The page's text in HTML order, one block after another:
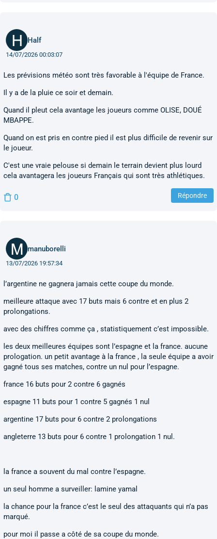
Half
14/07/2026 00:03:07
Les prévisions météo sont très favorable à l'équipe de France.
Il y a de la pluie ce soir et demain.
Quand il pleut cela avantage les joueurs comme OLISE, DOUÉ
MBAPPE.
Quand on est pris en contre pied il est plus difficile de revenir sur
le joueur.
C'est une vraie pelouse si demain le terrain devient plus lourd
cela avantagera les joueurs Français qui sont très athlétiques.
0 Répondre
manuborelli
13/07/2026 19:57:34
l’argentine ne gagnera jamais cette coupe du monde.
meilleure attaque avec 17 buts mais 6 contre et en plus 2
prolongations.
avec des chiffres comme ça , statistiquement c’est impossible.
les deux meilleures équipes sont l’espagne et la france. aucune
prologation. un petit avantage à la france , la seule équipe a avoir
gagné tous ses matches, contre un nul pour l’espagne.
france 16 buts pour 2 contre 6 gagnés
espagne 11 buts pour 1 contre 5 gagnés 1 nul
argentine 17 buts pour 6 contre 2 prolongations
angleterre 13 buts pour 6 contre 1 prolongation 1 nul.
la france a souvent du mal contre l’espagne.
un seul homme a surveiller: lamine yamal
la chance pour la france c’est le seul des attaquants qui n’a pas
marqué.
pour moi il passe a côté de sa coupe du monde.